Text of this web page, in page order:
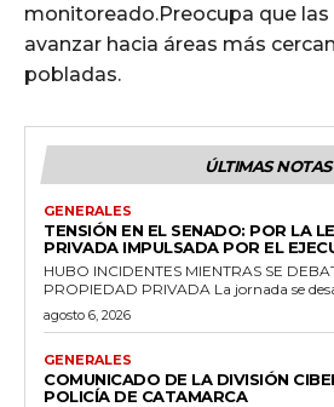
monitoreado.Preocupa que
avanzar hacia áreas más
pobladas.
ÚLTIMAS NOTAS
GENERALES
TENSIÓN EN EL SENADO: POR LA
PRIVADA IMPULSADA POR EL
HUBO INCIDENTES MIENTRAS SE
PROPIEDAD PRIVADA La
agosto 6, 2026
GENERALES
COMUNICADO DE LA DIVISIÓN
POLICÍA DE CATAMARCA